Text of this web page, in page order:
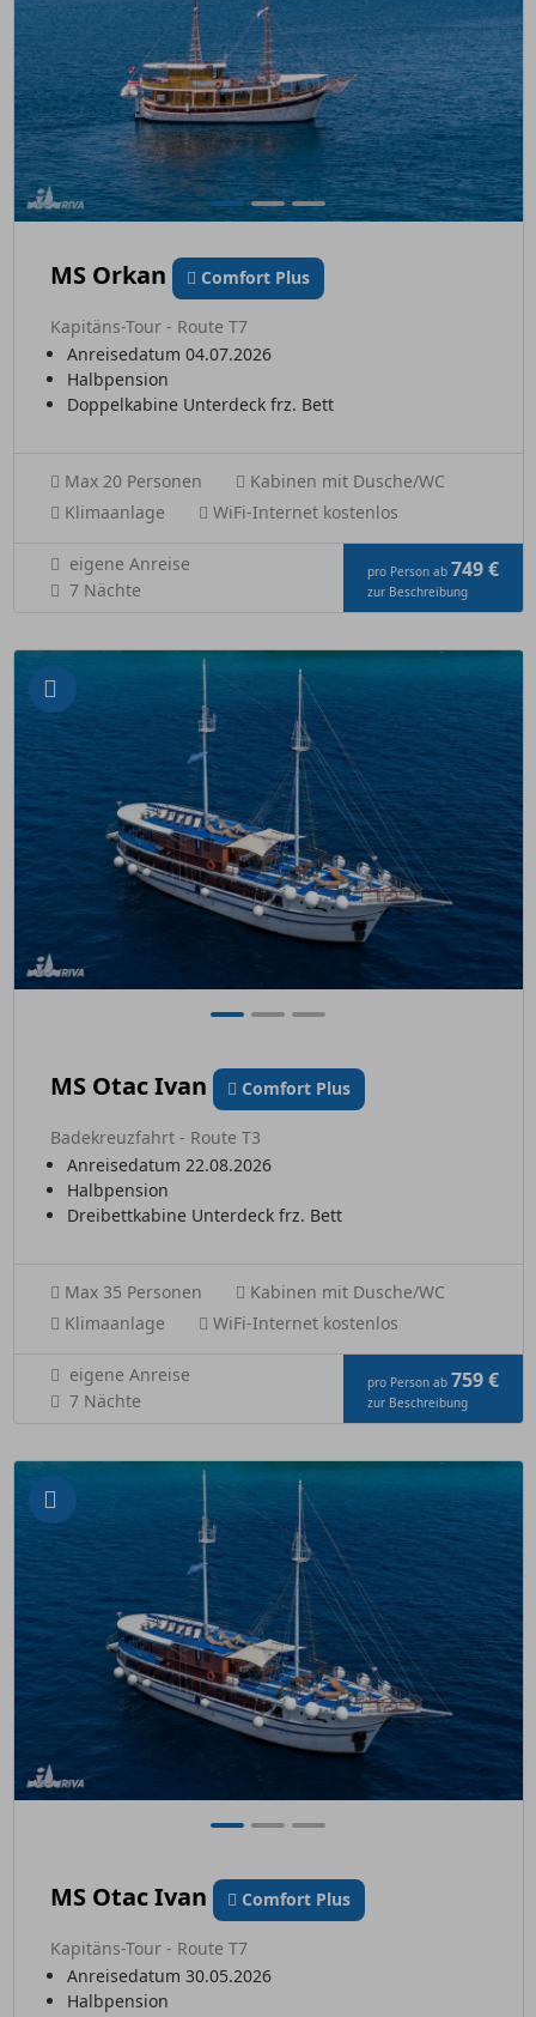
MS Orkan Comfort Plus
Kapitäns-Tour - Route T7
Anreisedatum 04.07.2026
Halbpension
Doppelkabine Unterdeck frz. Bett
Max 20 Personen
Kabinen mit Dusche/WC
Klimaanlage
WiFi-Internet kostenlos
eigene Anreise
7 Nächte
pro Person ab 749 €
zur Beschreibung
MS Otac Ivan Comfort Plus
Badekreuzfahrt - Route T3
Anreisedatum 22.08.2026
Halbpension
Dreibettkabine Unterdeck frz. Bett
Max 35 Personen
Kabinen mit Dusche/WC
Klimaanlage
WiFi-Internet kostenlos
eigene Anreise
7 Nächte
pro Person ab 759 €
zur Beschreibung
MS Otac Ivan Comfort Plus
Kapitäns-Tour - Route T7
Anreisedatum 30.05.2026
Halbpension